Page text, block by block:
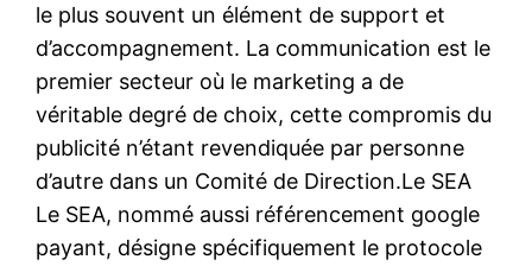
le plus souvent un élément de support et
d’accompagnement. La communication est le
premier secteur où le marketing a de
véritable degré de choix, cette compromis du
publicité n’étant revendiquée par personne
d’autre dans un Comité de Direction.Le SEA
Le SEA, nommé aussi référencement google
payant, désigne spécifiquement le protocole